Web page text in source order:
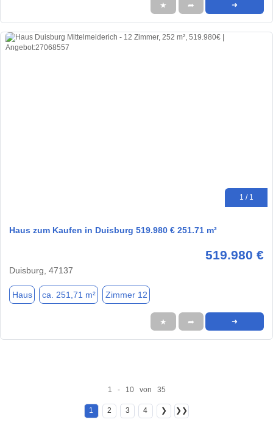
★ ➦ ➜
1 / 1
Haus zum Kaufen in Duisburg 519.980 € 251.71 m²
519.980 €
Duisburg, 47137
Haus ca. 251,71 m² Zimmer 12
★ ➦ ➜
1 - 10 von 35
1 2 3 4 ❯ ❯❯